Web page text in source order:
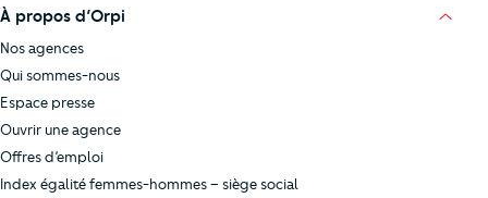
À propos d’Orpi
Nos agences
Qui sommes-nous
Espace presse
Ouvrir une agence
Offres d’emploi
Index égalité femmes-hommes – siège social